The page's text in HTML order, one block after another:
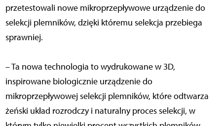
przetestowali nowe mikroprzepływowe urządzenie do
selekcji plemników, dzięki któremu selekcja przebiega
sprawniej.
– Ta nowa technologia to wydrukowane w 3D,
inspirowane biologicznie urządzenie do
mikroprzepływowej selekcji plemników, które odtwarza
żeński układ rozrodczy i naturalny proces selekcji, w